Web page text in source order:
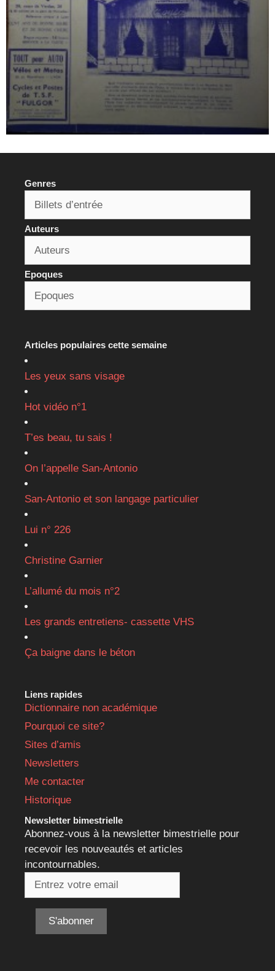
Genres
Auteurs
Epoques
Articles populaires cette semaine
Les yeux sans visage
Hot vidéo n°1
T’es beau, tu sais !
On l’appelle San-Antonio
San-Antonio et son langage particulier
Lui n° 226
Christine Garnier
L’allumé du mois n°2
Les grands entretiens- cassette VHS
Ça baigne dans le béton
Liens rapides
Dictionnaire non académique
Pourquoi ce site?
Sites d’amis
Newsletters
Me contacter
Historique
Newsletter bimestrielle
Abonnez-vous à la newsletter bimestrielle pour
recevoir les nouveautés et articles
incontournables.